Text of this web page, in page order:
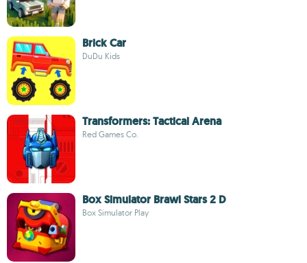
Brick Car
DuDu Kids
Transformers: Tactical Arena
Red Games Co.
Box Simulator Brawl Stars 2 D
Box Simulator Play